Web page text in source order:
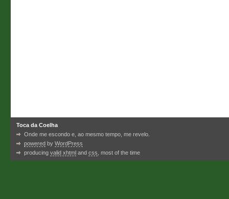
Toca da Coelha
Onde me escondo e, ao mesmo tempo, me revelo.
powered by WordPress
producing valid xhtml and css, most of the time